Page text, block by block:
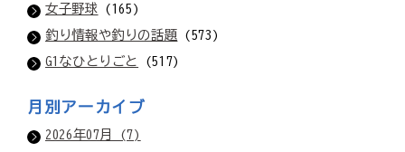
女子野球 (165)
釣り情報や釣りの話題 (573)
G1なひとりごと
(517)
月別アーカイブ
2026年07月 (7)